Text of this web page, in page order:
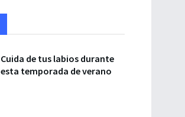
Cuida de tus labios durante
esta temporada de verano